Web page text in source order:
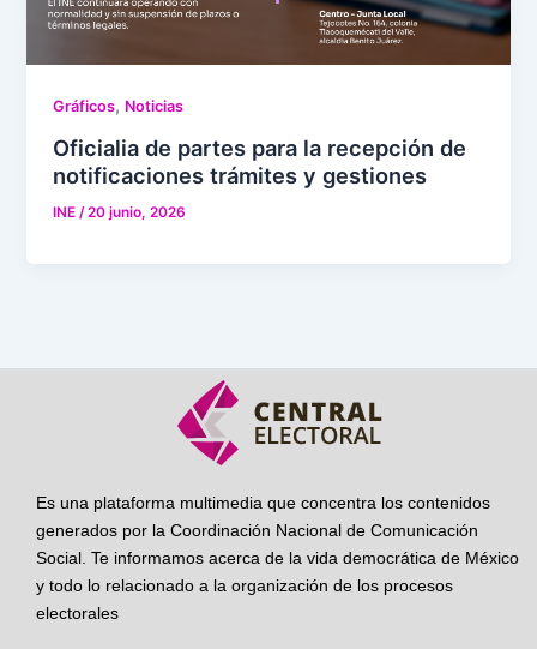
Gráficos, Noticias
Oficialia de partes para la recepción de
notificaciones trámites y gestiones
INE/20 junio, 2026
Es una plataforma multimedia que concentra los contenidos
generados por la Coordinación Nacional de Comunicación
Social. Te informamos acerca de la vida democrática de México
y todo lo relacionado a la organización de los procesos
electorales